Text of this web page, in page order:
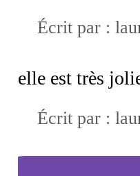
Écrit par :
elle est très
Écrit par :